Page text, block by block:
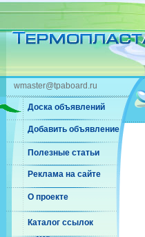
wmaster@tpaboard.ru
Доска объявлений
Добавить объявление
Полезные статьи
Реклама на сайте
О проекте
Каталог ссылок